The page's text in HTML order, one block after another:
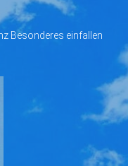
Besonderes einfallen